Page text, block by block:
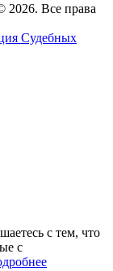
Все права
Судебных
с тем, что
с